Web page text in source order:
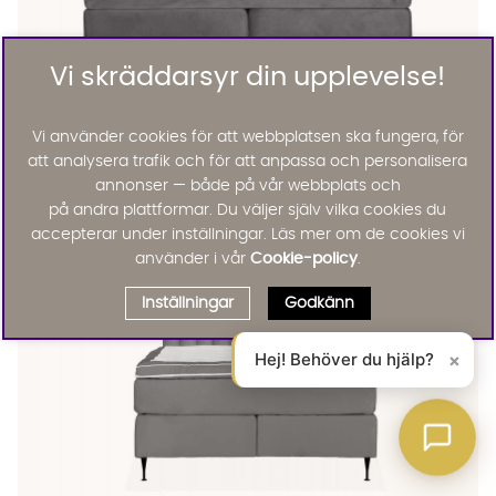
OPERA 140 Kontinentalsäng Sammet Mörkgrå Finns även i
OPERA 140 Kontinentalsäng Sammet Mörkgrå
OPERA 140 Kontinentalsäng Sammet Mörkgrå
OPERA 140 Kontinentalsäng Sammet Mörkgrå
OPERA 140 Kontinentalsäng Sammet Mörkgrå
Opera
OPERA 140 Kontinentalsäng Sammet Mörkgrå
Vi skräddarsyr din upplevelse!
Vi använder cookies för att webbplatsen ska fungera, för
att analysera trafik och för att anpassa och personalisera
annonser — både på vår webbplats och
på andra plattformar. Du väljer själv vilka cookies du
accepterar under inställningar. Läs mer om de cookies vi
använder i vår Cookie-policy.
Inställningar Godkänn
Hej! Behöver du hjälp? ×